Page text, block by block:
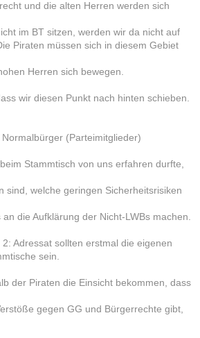
und die alten Herren werden sich
im BT sitzen, werden wir da nicht auf
Piraten müssen sich in diesem Gebiet
Herren sich bewegen.
wir diesen Punkt nach hinten schieben.
(Parteimitglieder)
Stammtisch von uns erfahren durfte,
sind, welche geringen Sicherheitsrisiken
die Aufklärung der Nicht-LWBs machen.
Adressat sollten erstmal die eigenen
sein.
der Piraten die Einsicht bekommen, dass
gegen GG und Bürgerrechte gibt,